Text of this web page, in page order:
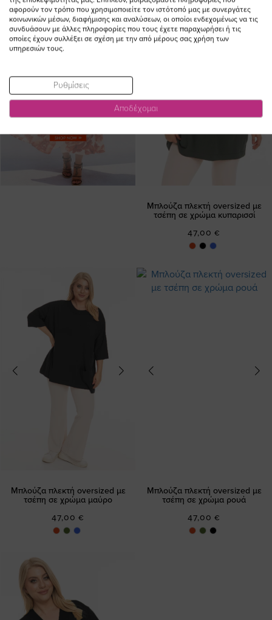
Μπλούζα πλεκτή oversized με
τσέπη σε χρώμα κυπαρισσί
47,00 €
Μπλούζα πλεκτή oversized με
τσέπη σε χρώμα μαύρο
47,00 €
Μπλούζα πλεκτή oversized με
τσέπη σε χρώμα ρουά
47,00 €
αφορούν τον τρόπο που χρησιμοποιείτε τον ιστότοπό μας με συνεργάτες
κοινωνικών μέσων, διαφήμισης και αναλύσεων, οι οποίοι ενδεχομένως να τις
συνδυάσουν με άλλες πληροφορίες που τους έχετε παραχωρήσει ή τις
οποίες έχουν συλλέξει σε σχέση με την από μέρους σας χρήση των
υπηρεσιών τους.
Ρυθμίσεις
Αποδέχομαι